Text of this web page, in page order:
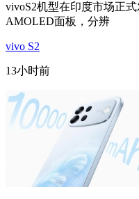
vivoS2机型在印度市场正
AMOLED面板，分辨
vivo S2
13小时前